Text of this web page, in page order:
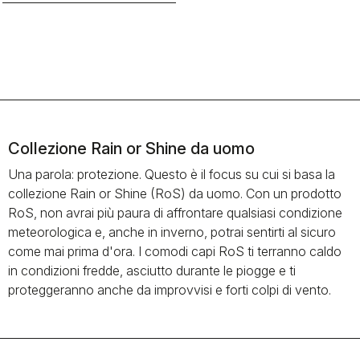
Collezione Rain or Shine da uomo
Una parola: protezione. Questo è il focus su cui si basa la
collezione Rain or Shine (RoS) da uomo. Con un prodotto
RoS, non avrai più paura di affrontare qualsiasi condizione
meteorologica e, anche in inverno, potrai sentirti al sicuro
come mai prima d'ora. I comodi capi RoS ti terranno caldo
in condizioni fredde, asciutto durante le piogge e ti
proteggeranno anche da improvvisi e forti colpi di vento.